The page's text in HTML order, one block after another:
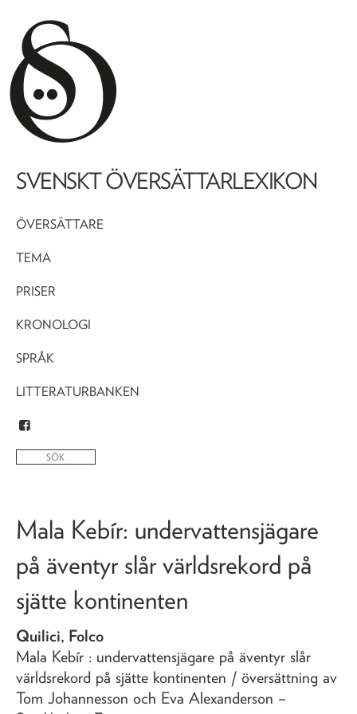
SVENSKT ÖVERSÄTTARLEXIKON
ÖVERSÄTTARE
TEMA
PRISER
KRONOLOGI
SPRÅK
LITTERATURBANKEN
Mala Kebír: undervattensjägare
på äventyr slår världsrekord på
sjätte kontinenten
Quilici, Folco
Mala Kebír : undervattensjägare på äventyr slår
världsrekord på sjätte kontinenten / översättning av
Tom Johannesson och Eva Alexanderson –